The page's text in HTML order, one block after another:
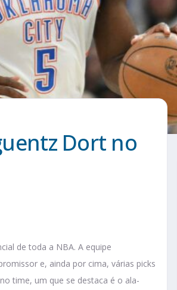
Dort no
de toda a NBA. A equipe
e, ainda por cima, várias picks
time, um que se destaca é o ala-